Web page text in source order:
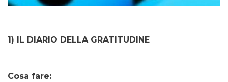
1) IL DIARIO DELLA GRATITUDINE
Cosa fare: